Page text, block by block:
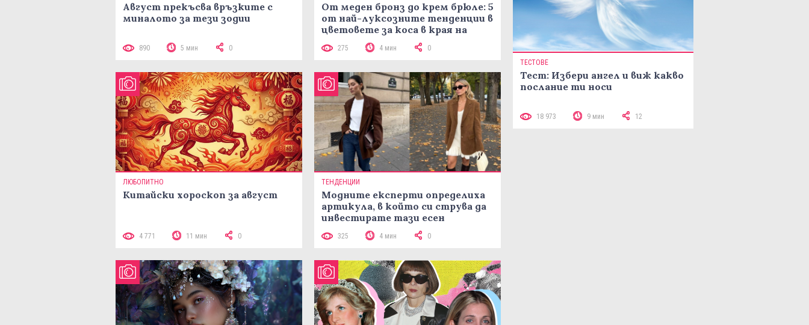
Август прекъсва връзките с
миналото за тези зодии
890 5 мин 0
От меден бронз до крем брюле: 5
от най-луксозните тенденции в
цветовете за коса в края на
275 4 мин 0
ЛЮБОПИТНО
Китайски хороскоп за август
4 771 11 мин 0
ТЕНДЕНЦИИ
Модните експерти определиха
артикула, в който си струва да
инвестирате тази есен
325 4 мин 0
ТЕСТОВЕ
Тест: Избери ангел и виж какво
послание ти носи
18 973 9 мин 12